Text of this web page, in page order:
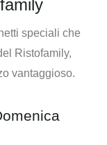
speciali che
Ristofamily,
vantaggioso.